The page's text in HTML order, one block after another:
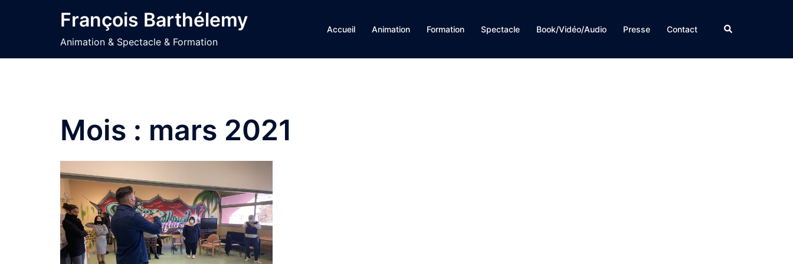
François Barthélemy
Animation & Spectacle & Formation
Accueil Animation Formation Spectacle Book/Vidéo/Audio Presse Contact Rechercher
Mois : mars 2021